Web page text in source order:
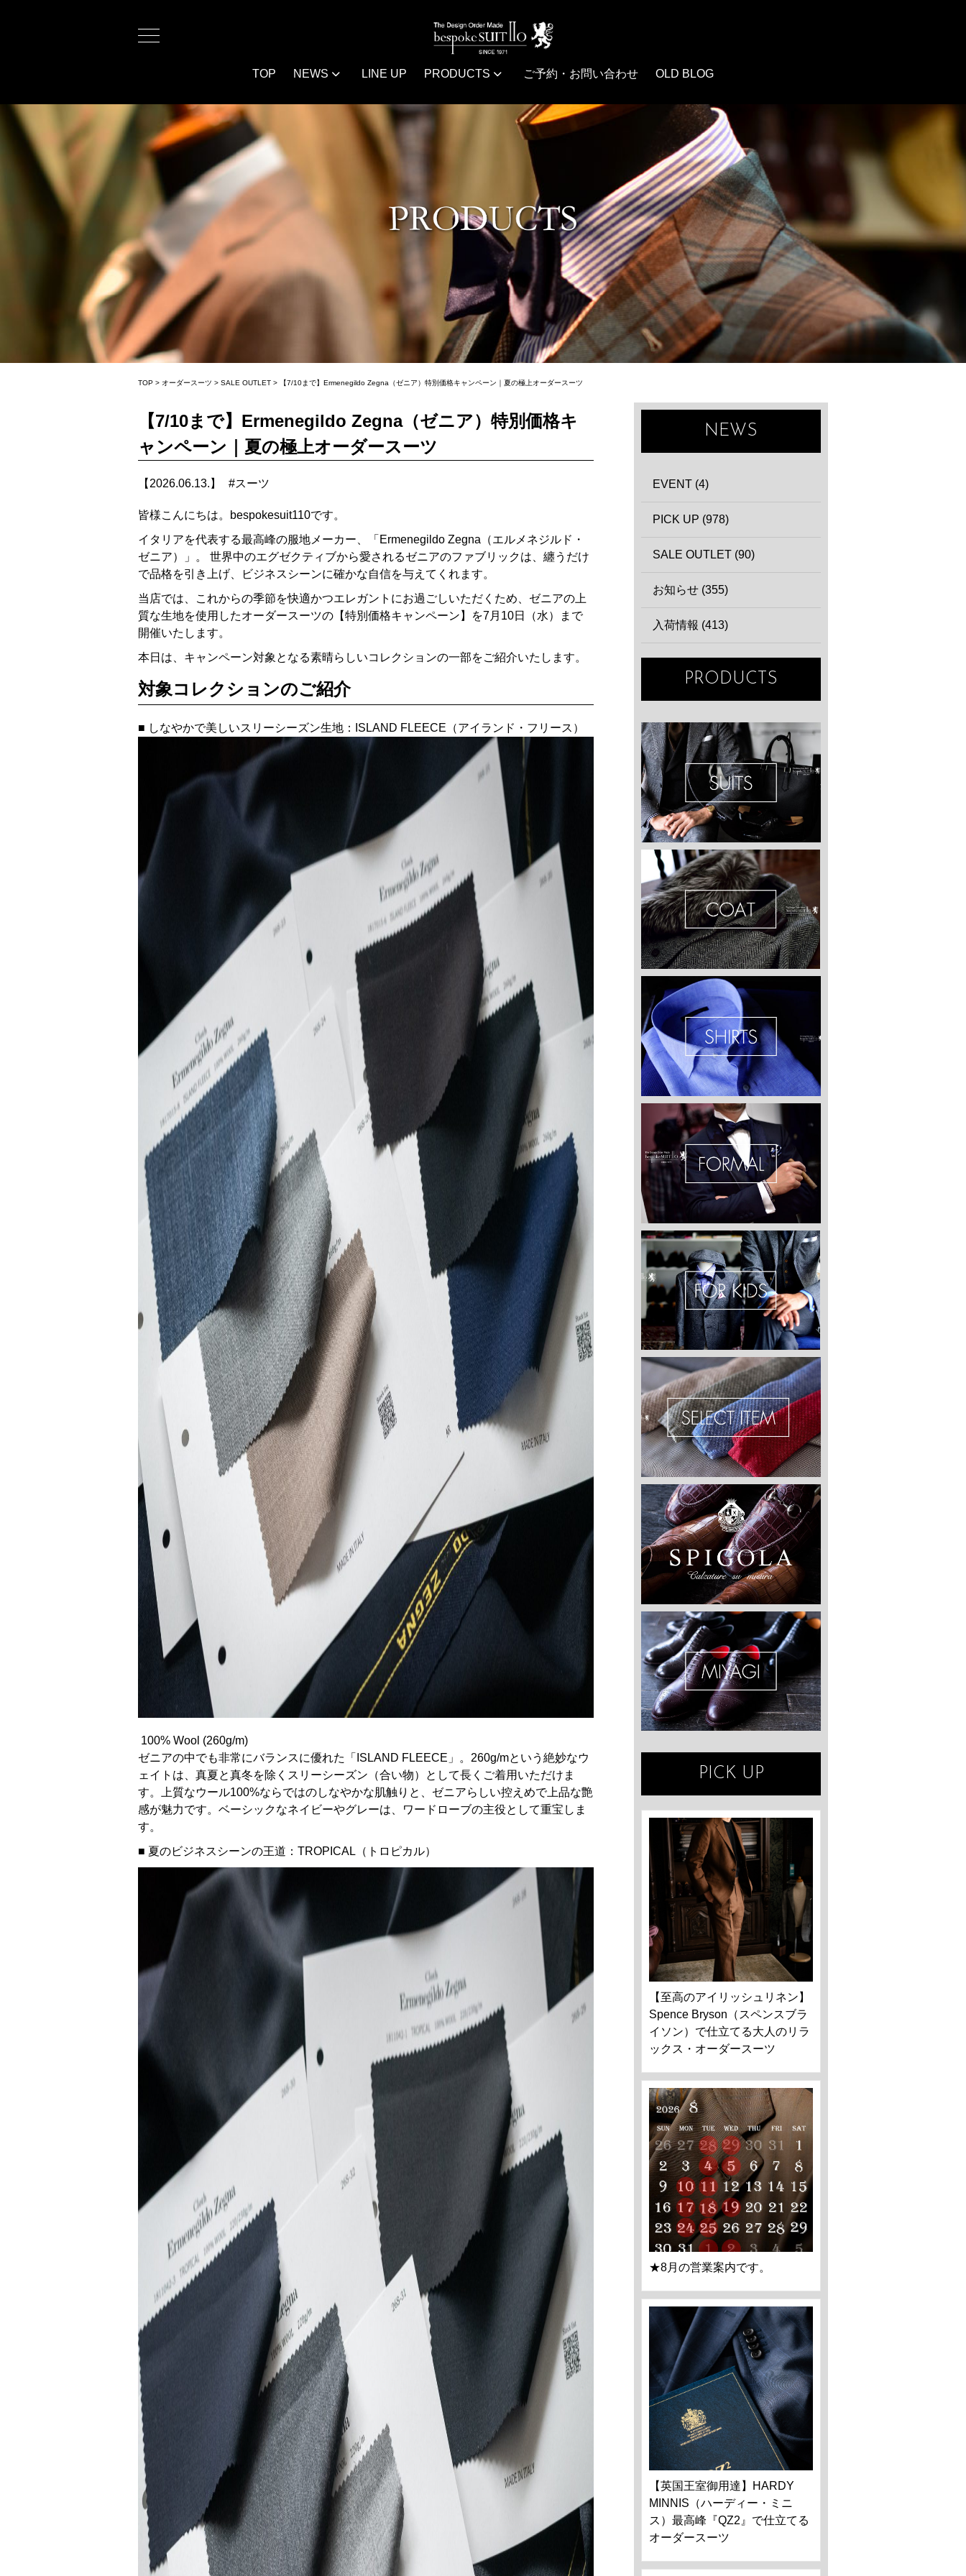
TOP NEWS LINE UP PRODUCTS ご予約・お問い合わせ OLD BLOG
TOP > オーダースーツ > SALE OUTLET > 【7/10まで】Ermenegildo Zegna（ゼニア）特別価格キャンペーン｜夏の極上オーダースーツ
【7/10まで】Ermenegildo Zegna（ゼニア）特別価格キ
ャンペーン｜夏の極上オーダースーツ
【2026.06.13.】 #スーツ
皆様こんにちは。bespokesuit110です。
イタリアを代表する最高峰の服地メーカー、「Ermenegildo Zegna（エルメネジルド・
ゼニア）」。 世界中のエグゼクティブから愛されるゼニアのファブリックは、纏うだけ
で品格を引き上げ、ビジネスシーンに確かな自信を与えてくれます。
当店では、これからの季節を快適かつエレガントにお過ごしいただくため、ゼニアの上
質な生地を使用したオーダースーツの【特別価格キャンペーン】
を7月10日（水）まで
開催いたします。
本日は、キャンペーン対象となる素晴らしいコレクションの一部をご紹介いたします。
対象コレクションのご紹介
■ しなやかで美しいスリーシーズン生地：ISLAND FLEECE（アイランド・フリース）
100% Wool (260g/m)
ゼニアの中でも非常にバランスに優れた「ISLAND FLEECE」。260g/mという絶妙なウ
ェイトは、真夏と真冬を除くスリーシーズン（合い物）として長くご着用いただけま
す。上質なウール100%ならではのしなやかな肌触りと、ゼニアらしい控えめで上品な艶
感が魅力です。ベーシックなネイビーやグレーは、ワードローブの主役として重宝しま
す。
■ 夏のビジネスシーンの王道：TROPICAL（トロピカル）
NEWS
EVENT (4)
PICK UP (978)
SALE OUTLET (90)
お知らせ (355)
入荷情報 (413)
PRODUCTS
PICK UP
【至高のアイリッシュリネン】
Spence Bryson（スペンスブラ
イソン）で仕立てる大人のリラ
ックス・オーダースーツ
★8月の営業案内です。
【英国王室御用達】HARDY
MINNIS（ハーディー・ミニ
ス）最高峰『QZ2』で仕立てる
オーダースーツ